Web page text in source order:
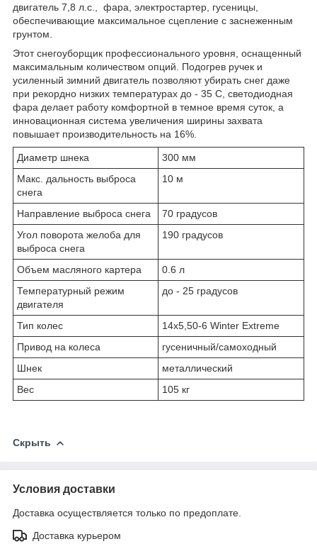
двигатель 7,8 л.с., фара, электростартер, гусеницы,
обеспечивающие максимальное сцепление с заснеженным
грунтом.
Этот снегоуборщик профессионального уровня, оснащенный
максимальным количеством опций. Подогрев ручек и
усиленный зимний двигатель позволяют убирать снег даже
при рекордно низких температурах до - 35 С, светодиодная
фара делает работу комфортной в темное время суток, а
инновационная система увеличения ширины захвата
повышает производительность на 16%.
Диаметр шнека
300 мм
Макс. дальность выброса
снега
10 м
Направление выброса снега
70 градусов
Угол поворота желоба для
выброса снега
190 градусов
Объем масляного картера
0.6 л
Температурный режим
двигателя
до - 25 градусов
Тип колес
14х5,50-6 Winter Extreme
Привод на колеса
гусеничный/самоходный
Шнек
металлический
Вес
105 кг
Скрыть
Условия доставки
Доставка осуществляется только по предоплате.
Доставка курьером